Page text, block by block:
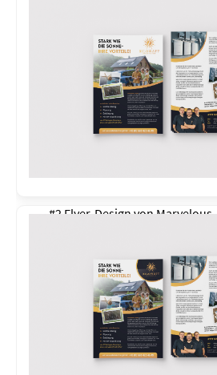
#2 Flyer-Design vonMarvelous